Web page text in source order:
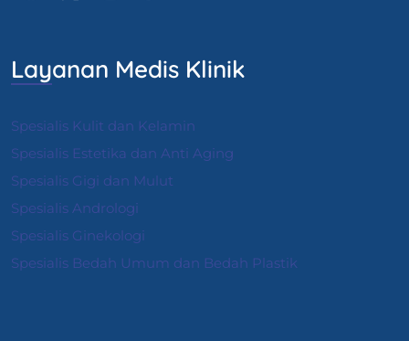
Layanan Medis Klinik
Spesialis Kulit dan Kelamin
Spesialis Estetika dan Anti Aging
Spesialis Gigi dan Mulut
Spesialis Andrologi
Spesialis Ginekologi
Spesialis Bedah Umum dan Bedah Plastik